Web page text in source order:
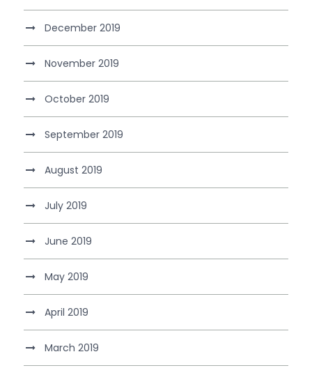
December 2019
November 2019
October 2019
September 2019
August 2019
July 2019
June 2019
May 2019
April 2019
March 2019